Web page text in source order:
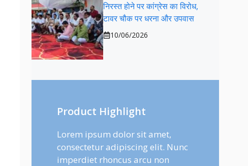
निरस्त होने पर कांग्रेस का विरोध,
टावर चौक पर धरना और उपवास
10/06/2026
Product Highlight
Lorem ipsum dolor sit amet,
consectetur adipiscing elit. Nunc
imperdiet rhoncus arcu non